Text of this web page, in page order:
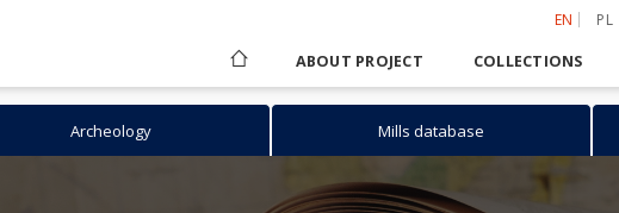
EN PL
ABOUT PROJECT COLLECTIONS
Archeology Mills database